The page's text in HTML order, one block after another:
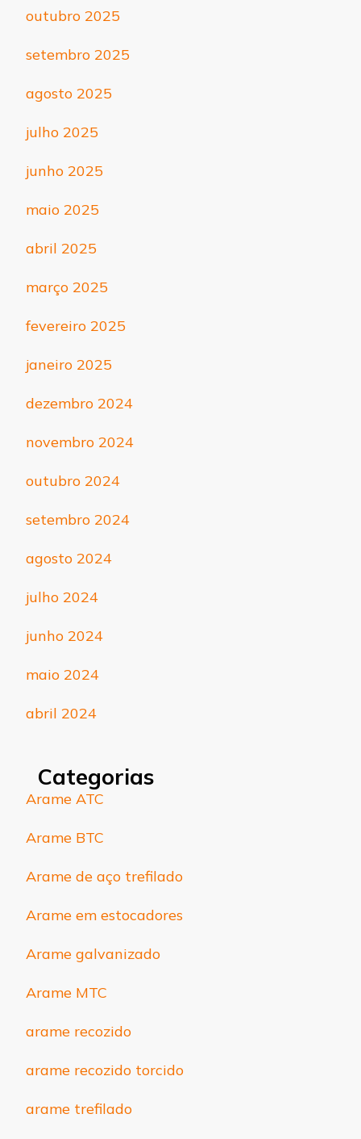
outubro 2025
setembro 2025
agosto 2025
julho 2025
junho 2025
maio 2025
abril 2025
março 2025
fevereiro 2025
janeiro 2025
dezembro 2024
novembro 2024
outubro 2024
setembro 2024
agosto 2024
julho 2024
junho 2024
maio 2024
abril 2024
Categorias
Arame ATC
Arame BTC
Arame de aço trefilado
Arame em estocadores
Arame galvanizado
Arame MTC
arame recozido
arame recozido torcido
arame trefilado